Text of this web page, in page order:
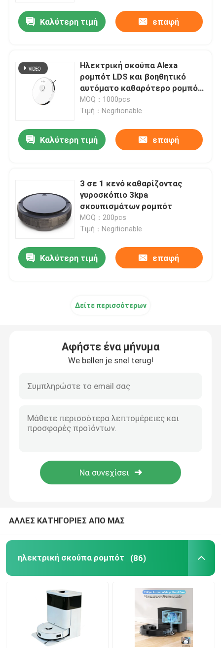
Περίπου εμείς
Γύρος εργοστασίων
Ποιοτικός έλεγχος
ηλεκτρική σκούπα ρομπότ
Καθαριστής παραθύρων ρομπότ
Καλύτερη τιμή επαφή
Ηλεκτρική σκούπα Alexa
ρομπότ LDS και βοηθητικό
αυτόματο καθαρότερο ρομπότ
Google
MOQ：1000pcs
Τιμή：Negitionable
Καλύτερη τιμή επαφή
3 σε 1 κενό καθαρίζοντας
γυροσκόπιο 3kpa
σκουπισμάτων ρομπότ
MOQ：200pcs
Τιμή：Negitionable
Καλύτερη τιμή επαφή
Δείτε περισσότερων
Αφήστε ένα μήνυμα
We bellen je snel terug!
ΑΛΛΕΣ ΚΑΤΗΓΟΡΙΕΣ ΑΠΟ ΜΑΣ
ηλεκτρική σκούπα ρομπότ (86)